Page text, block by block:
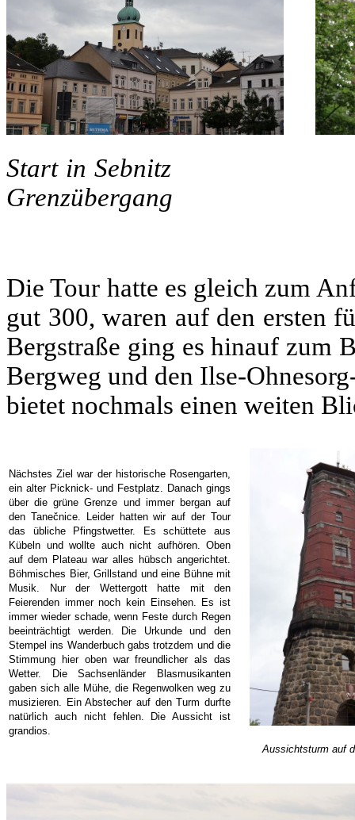
Start
Grenzübergang
Die Tour hatte es gleich zum
gut 300, waren auf den ersten
Bergstraße ging es hinauf zum
Bergweg und den Ilse-
bietet nochmals einen weiten
Nächstes Ziel war der historische Rosengarten,
ein alter Picknick- und Festplatz. Danach gings
über die grüne Grenze und immer bergan auf
den Tanečnice. Leider hatten wir auf der Tour
das übliche Pfingstwetter. Es schüttete aus
Kübeln und wollte auch nicht aufhören. Oben
auf dem Plateau war alles hübsch angerichtet.
Böhmisches Bier, Grillstand und eine Bühne mit
Musik. Nur der Wettergott hatte mit den
Feierenden immer noch kein Einsehen. Es ist
immer wieder schade, wenn Feste durch Regen
beeinträchtigt werden. Die Urkunde und den
Stempel ins Wanderbuch gabs trotzdem und die
Stimmung hier oben war freundlicher als das
Wetter. Die Sachsenländer Blasmusikanten
gaben sich alle Mühe, die Regenwolken weg zu
musizieren. Ein Abstecher auf den Turm durfte
natürlich auch nicht fehlen. Die Aussicht ist
grandios.
Aussichtsturm auf